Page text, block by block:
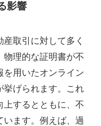
影響
取引に対して多く
物理的な証明書が不
を用いたオンライン
挙げられます。これ
上するとともに、不
います。例えば、過